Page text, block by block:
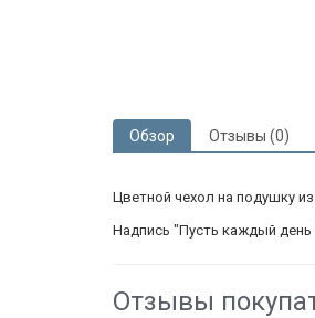
Обзор Отзывы (0)
Цветной чехол на подушку
Надпись "Пусть каждый
Отзывы